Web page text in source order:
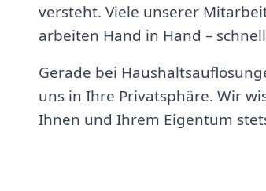
versteht. Viele unserer
arbeiten Hand in Hand –
Gerade bei
uns in Ihre Privatsphäre. Wir
Ihnen und Ihrem Eigentum